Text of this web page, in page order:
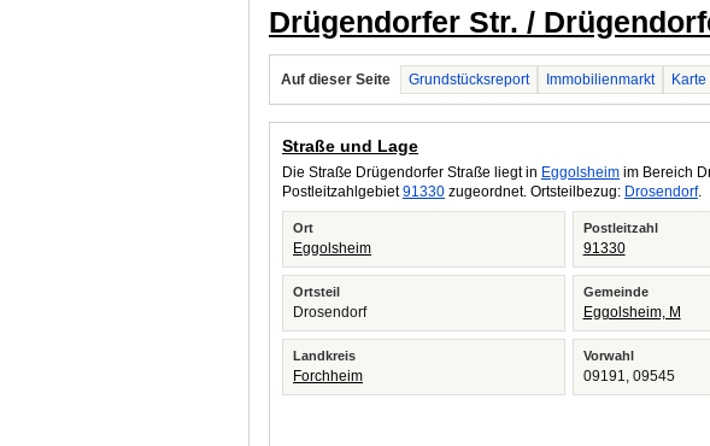
Drügendorfer Str. /
Auf dieser Seite Grundstücksreport Immobilienmarkt Karte
Straße und Lage
Die Straße Drügendorfer Straße liegt in Eggolsheim im Bereich
Postleitzahlgebiet91330 zugeordnet. Ortsteilbezug: Drosendorf.
Ort
Eggolsheim
Postleitzahl
91330
Ortsteil
Drosendorf
Gemeinde
Eggolsheim, M
Landkreis
Forchheim
Vorwahl
09191, 09545